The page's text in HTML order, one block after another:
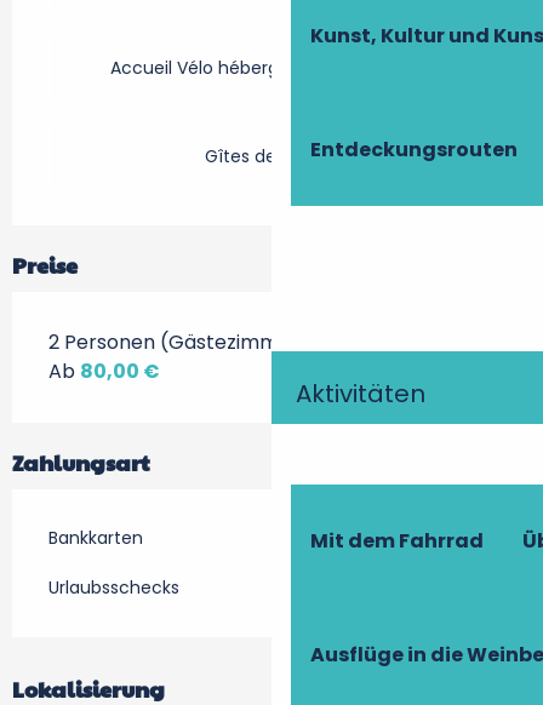
Kunst, Kultur und
Entdeckungsrouten
Aktivitäten
Mit dem Fahrrad
Ausflüge in die
Accueil Vélo hébergement touristique
Gîtes de France
Preise
2 Personen (Gästezimmer + Frühstück)
Ab 80,00 €
Zahlungsart
Bankkarten
Urlaubsschecks
Lokalisierung